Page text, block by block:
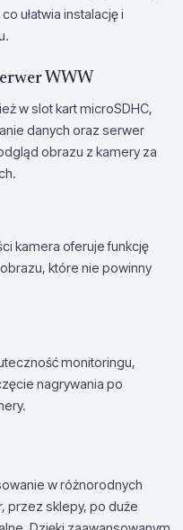
ułatwia instalację i
WWW
w slot kart microSDHC,
danych oraz serwer
obrazu z kamery za
kamera oferuje funkcję
które nie powinny
monitoringu,
nagrywania po
w różnorodnych
przez sklepy, po duże